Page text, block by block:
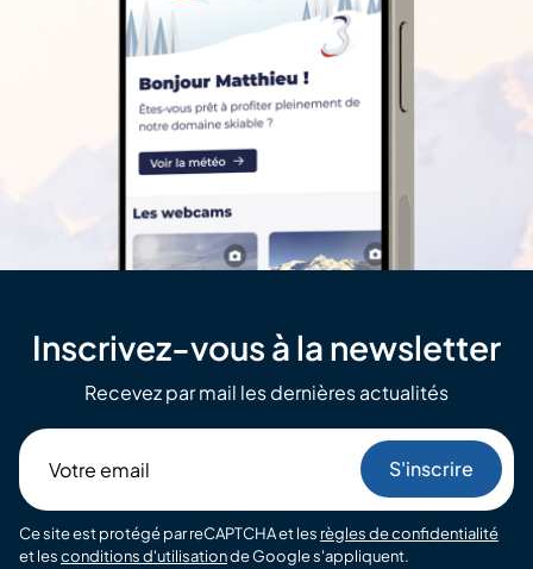
Inscrivez-vous à la newsletter
Recevez par mail les dernières actualités
email
Ce site est protégé par reCAPTCHA et les règles de confidentialité
et lesconditions d'utilisationde Google s'appliquent.